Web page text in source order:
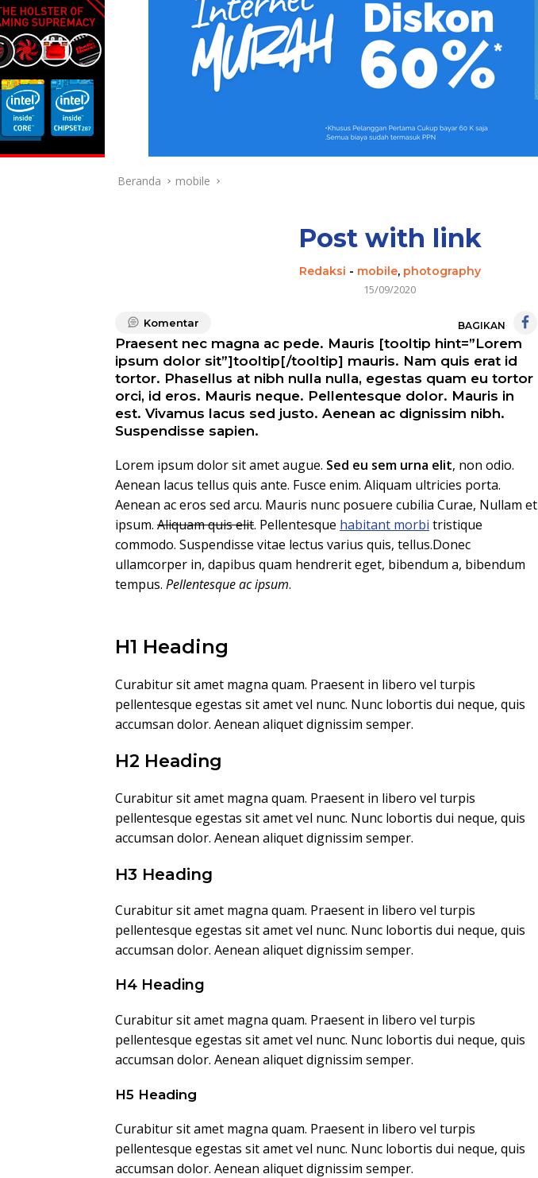
Beranda mobile
Post with link
Redaksi - mobile, photography
15/09/2020
Komentar BAGIKAN
Praesent nec magna ac pede. Mauris [tooltip hint=”Lorem
ipsum dolor sit”]tooltip[/tooltip] mauris. Nam quis erat id
tortor. Phasellus at nibh nulla nulla, egestas quam eu tortor
orci, id eros. Mauris neque. Pellentesque dolor. Mauris in
est. Vivamus lacus sed justo. Aenean ac dignissim nibh.
Suspendisse sapien.
Lorem ipsum dolor sit amet augue. Sed eu sem urna elit, non odio.
Aenean lacus tellus quis ante. Fusce enim. Aliquam ultricies porta.
Aenean ac eros sed arcu. Mauris nunc posuere cubilia Curae, Nullam et
ipsum. Aliquam quis elit. Pellentesque habitant morbi tristique
commodo. Suspendisse vitae lectus varius quis, tellus.Donec
ullamcorper in, dapibus quam hendrerit eget, bibendum a, bibendum
tempus. Pellentesque ac ipsum.
H1 Heading
Curabitur sit amet magna quam. Praesent in libero vel turpis
pellentesque egestas sit amet vel nunc. Nunc lobortis dui neque, quis
accumsan dolor. Aenean aliquet dignissim semper.
H2 Heading
Curabitur sit amet magna quam. Praesent in libero vel turpis
pellentesque egestas sit amet vel nunc. Nunc lobortis dui neque, quis
accumsan dolor. Aenean aliquet dignissim semper.
H3 Heading
Curabitur sit amet magna quam. Praesent in libero vel turpis
pellentesque egestas sit amet vel nunc. Nunc lobortis dui neque, quis
accumsan dolor. Aenean aliquet dignissim semper.
H4 Heading
Curabitur sit amet magna quam. Praesent in libero vel turpis
pellentesque egestas sit amet vel nunc. Nunc lobortis dui neque, quis
accumsan dolor. Aenean aliquet dignissim semper.
H5 Heading
Curabitur sit amet magna quam. Praesent in libero vel turpis
pellentesque egestas sit amet vel nunc. Nunc lobortis dui neque, quis
accumsan dolor. Aenean aliquet dignissim semper.